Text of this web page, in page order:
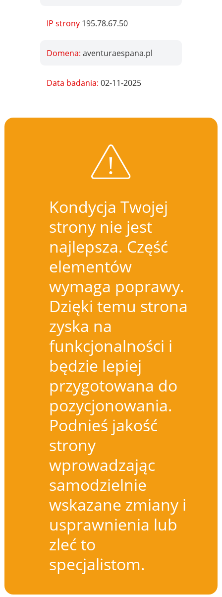
IP strony 195.78.67.50
Domena:aventuraespana.pl
Data badania:02-11-2025
Kondycja Twojej
strony nie jest
najlepsza. Część
elementów
wymaga poprawy.
Dzięki temu strona
zyska na
funkcjonalności i
będzie lepiej
przygotowana do
pozycjonowania.
Podnieś jakość
strony
wprowadzając
samodzielnie
wskazane zmiany i
usprawnienia lub
zleć to
specjalistom.